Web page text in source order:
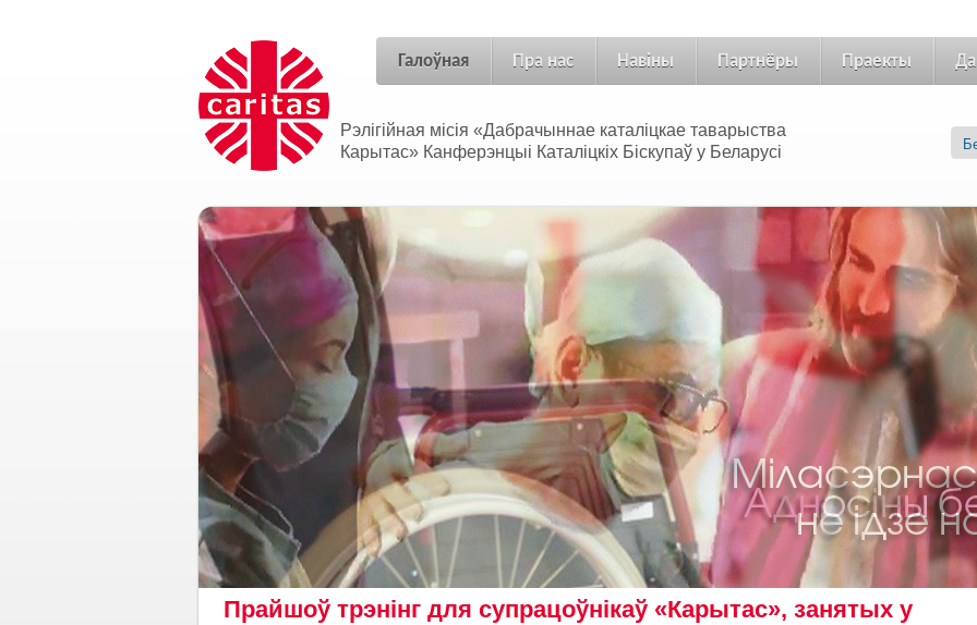
Галоўная Пра нас Навіны Партнёры Праекты
Рэлігійная місія «Дабрачыннае каталіцкае таварыства
Карытас» Канферэнцыі Каталіцкіх Біскупаў у Беларусі
Прайшоў трэнінг для супрацоўнікаў «Карытас», занятых у